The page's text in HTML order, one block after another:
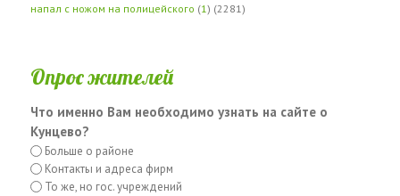
напал с ножом на полицейского (1 ) (2281)
Опрос жителей
Что именно Вам необходимо узнать на сайте о
Кунцево?
Больше о районе
Контакты и адреса фирм
То же, но гос. учреждений